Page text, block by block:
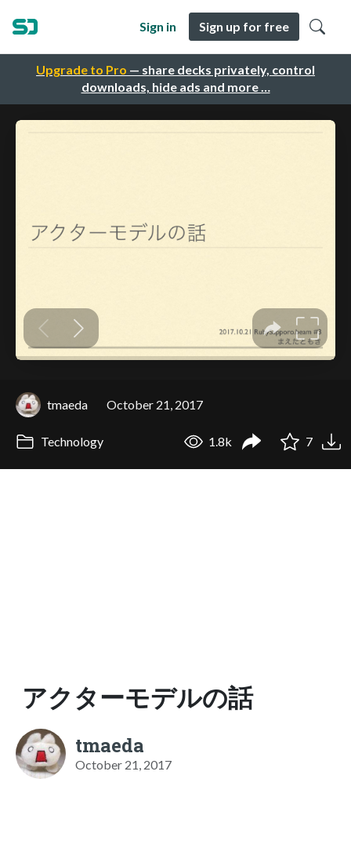
Upgrade to Pro — share decks privately, control
downloads, hide ads and more …
Sign in Sign up for free
tmaeda October 21, 2017
Technology 1.8k 7
アクターモデルの話
tmaeda
October 21, 2017